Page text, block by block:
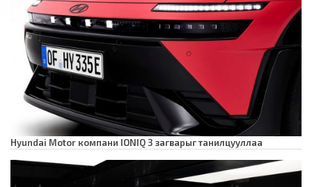
Hyundai Motor компани IONIQ 3 загварыг танилцууллаа